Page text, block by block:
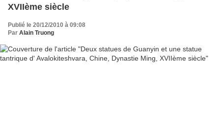
XVIIème siècle
Publié le 20/12/2010 à 09:08
Par Alain Truong